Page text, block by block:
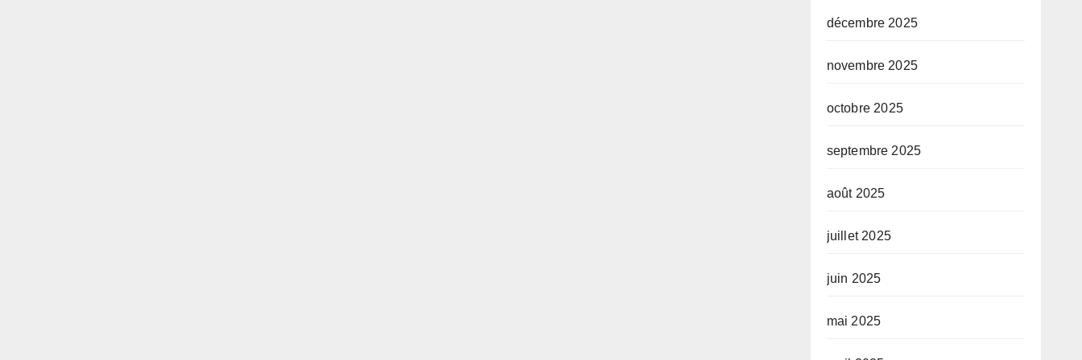
décembre 2025
novembre 2025
octobre 2025
septembre 2025
août 2025
juillet 2025
juin 2025
mai 2025